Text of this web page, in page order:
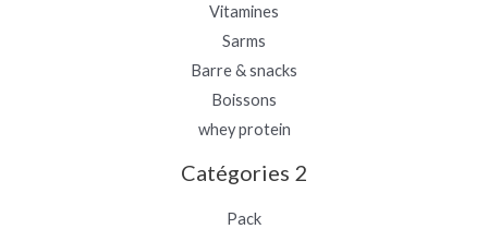
Vitamines
Sarms
Barre & snacks
Boissons
whey protein
Catégories 2
Pack